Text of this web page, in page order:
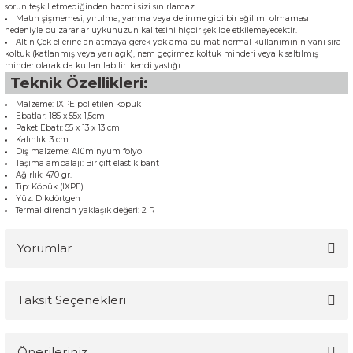
sorun teşkil etmediğinden hacmi sizi sınırlamaz.
Matın şişmemesi, yırtılma, yanma veya delinme gibi bir eğilimi olmaması
nedeniyle bu zararlar uykunuzun kalitesini hiçbir şekilde etkilemeyecektir.
Altın Çek ellerine anlatmaya gerek yok ama bu mat normal kullanımının yanı sıra
koltuk (katlanmış veya yarı açık), nem geçirmez koltuk minderi veya kısaltılmış
minder olarak da kullanılabilir. kendi yastığı.
Teknik Özellikleri:
Malzeme: IXPE polietilen köpük
Ebatlar: 185 x 55x 1,5cm
Paket Ebatı: 55 x 13 x 13 cm
Kalınlık: 3 cm
Dış malzeme: Alüminyum folyo
Taşıma ambalajı: Bir çift elastik bant
Ağırlık: 470 gr.
Tip: Köpük (IXPE)
Yüz: Dikdörtgen
Termal direncin yaklaşık değeri: 2 R
Yorumlar
Taksit Seçenekleri